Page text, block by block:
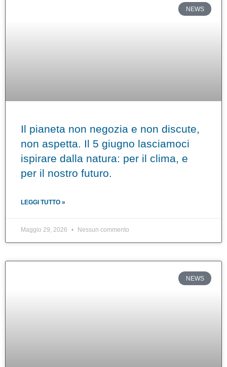
NEWS
Il pianeta non negozia e non discute,
non aspetta. Il 5 giugno lasciamoci
ispirare dalla natura: per il clima, e
per il nostro futuro.
LEGGI TUTTO »
Maggio 29, 2026 Nessun commento
NEWS